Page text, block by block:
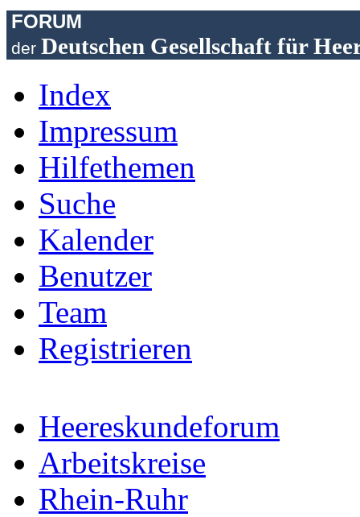
FORUM
der Deutschen Gesellschaft für
Index
Impressum
Hilfethemen
Suche
Kalender
Benutzer
Team
Registrieren
Heereskundeforum
Arbeitskreise
Rhein-Ruhr